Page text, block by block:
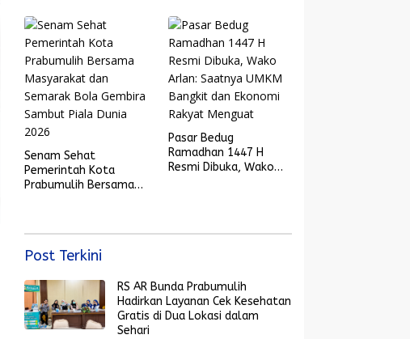
Final Piala Dunia 2026
Senam Sehat
Pemerintah Kota
Prabumulih Bersama
Pasar Bedug
Ramadhan 1447 H
Resmi Dibuka, Wako
Post Terkini
RS AR Bunda Prabumulih
Hadirkan Layanan Cek Kesehatan
Gratis di Dua Lokasi dalam
Sehari